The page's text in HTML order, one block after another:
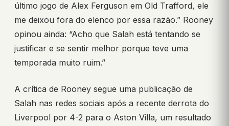
último jogo de Alex Ferguson em Old Trafford, ele
me deixou fora do elenco por essa razão.” Rooney
opinou ainda: “Acho que Salah está tentando se
justificar e se sentir melhor porque teve uma
temporada muito ruim.”
A crítica de Rooney segue uma publicação de
Salah nas redes sociais após a recente derrota do
Liverpool por 4-2 para o Aston Villa, um resultado